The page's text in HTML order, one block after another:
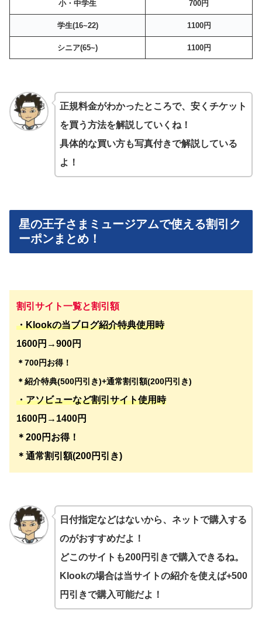
小・中学生 700円
学生(16~22) 1100円
シニア(65~) 1100円
正規料金がわかったところで、安くチケット
を買う方法を解説していくね！
具体的な買い方も写真付きで解説している
よ！
星の王子さまミュージアムで使える割引ク
ーポンまとめ！
割引サイト一覧と割引額
・Klookの当ブログ紹介特典使用時
1600円→900円
＊700円お得！
＊紹介特典(500円引き)+通常割引額(200円引き)
・アソビューなど割引サイト使用時
1600円→1400円
＊200円お得！
＊通常割引額(200円引き)
日付指定などはないから、ネットで購入する
のがおすすめだよ！
どこのサイトも200円引きで購入できるね。
Klookの場合は当サイトの紹介を使えば+500
円引きで購入可能だよ！